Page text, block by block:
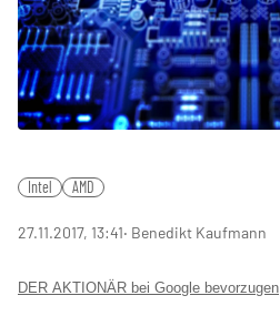
Intel AMD
27.11.2017, 13:41‧ Benedikt Kaufmann
DER AKTIONÄR bei Google bevorzugen